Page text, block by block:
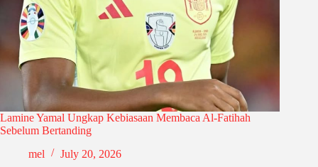
Lamine Yamal Ungkap Kebiasaan Membaca Al-Fatihah
Sebelum Bertanding
mel
July 20, 2026